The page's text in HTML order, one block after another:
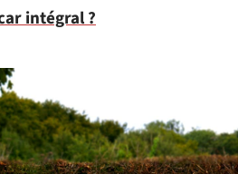
intégral ?